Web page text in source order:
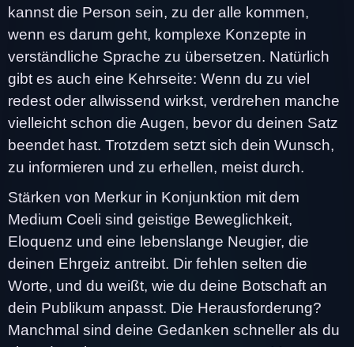
kannst die Person sein, zu der alle kommen,
wenn es darum geht, komplexe Konzepte in
verständliche Sprache zu übersetzen. Natürlich
gibt es auch eine Kehrseite: Wenn du zu viel
redest oder allwissend wirkst, verdrehen manche
vielleicht schon die Augen, bevor du deinen Satz
beendet hast. Trotzdem setzt sich dein Wunsch,
zu informieren und zu erhellen, meist durch.
Stärken von Merkur in Konjunktion mit dem
Medium Coeli sind geistige Beweglichkeit,
Eloquenz und eine lebenslange Neugier, die
deinen Ehrgeiz antreibt. Dir fehlen selten die
Worte, und du weißt, wie du deine Botschaft an
dein Publikum anpasst. Die Herausforderung?
Manchmal sind deine Gedanken schneller als du